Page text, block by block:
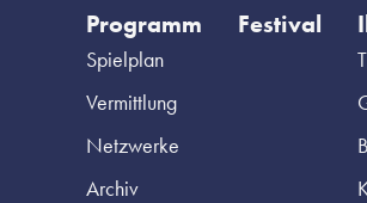
Programm
Spielplan
Vermittlung
Netzwerke
Archiv
Festival